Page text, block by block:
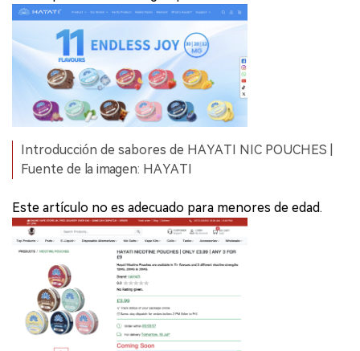
Introducción de sabores de HAYATI NIC POUCHES |
Fuente de la imagen: HAYATI
Este artículo no es adecuado para menores de edad.